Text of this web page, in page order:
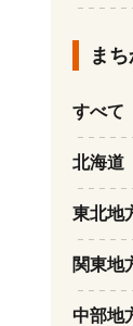
ま
すべて
北海道
東北地
関東地
中部地